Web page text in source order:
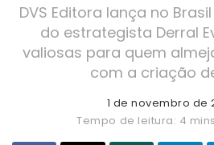
DVS Editora lança no
do estrategista Derral
valiosas para quem
com a criação
1 de novembro de
Tempo de leitura: 4